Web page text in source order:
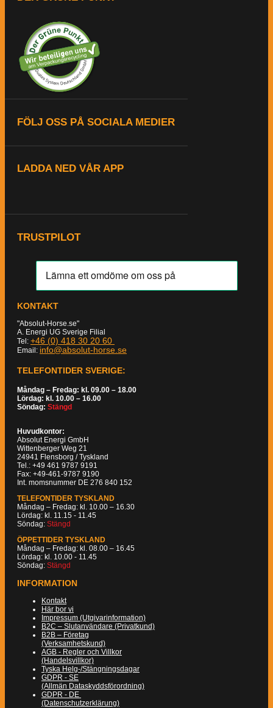
FÖLJ OSS PÅ SOCIALA MEDIER
LADDA NED VÅR APP
TRUSTPILOT
KONTAKT
"Absolut-Horse.se"
A. Energi UG Sverige Filial
Tel: +46 (0) 418 30 20 60
Email: info@absolut-horse.se
TELEFONTIDER SVERIGE:
Måndag – Fredag: kl. 09.00 – 18.00
Lördag: kl. 10.00 – 16.00
Söndag: Stängd
Huvudkontor:
Absolut Energi GmbH
Wittenberger Weg 21
24941 Flensborg / Tyskland
Tel.: +49 461 9787 9191
Fax: +49-461-9787 9190
Int. momsnummer DE 276 840 152
TELEFONTIDER TYSKLAND
Måndag – Fredag: kl. 10.00 – 16.30
Lördag: kl. 11.15 - 11.45
Söndag: Stängd
ÖPPETTIDER TYSKLAND
Måndag – Fredag: kl. 08.00 – 16.45
Lördag: kl. 10.00 - 11.45
Söndag: Stängd
INFORMATION
Kontakt
Här bor vi
Impressum (Utgivarinformation)
B2C – Slutanvändare (Privatkund)
B2B – Företag
(Verksamhetskund)
AGB - Regler och Villkor
(Handelsvillkor)
Tyska Helg-/Stängningsdagar
GDPR - SE
(Allmän Dataskyddsförordning)
GDPR - DE
(Datenschutzerklärung)